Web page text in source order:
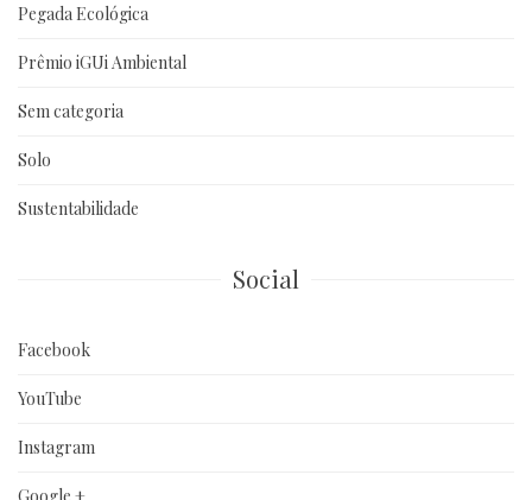
Pegada Ecológica
Prêmio iGUi Ambiental
Sem categoria
Solo
Sustentabilidade
Social
Facebook
YouTube
Instagram